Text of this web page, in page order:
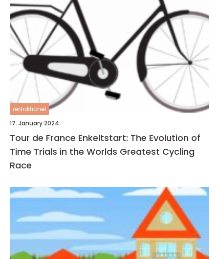
redaktionel
17. January 2024
Tour de France Enkeltstart: The Evolution of
Time Trials in the Worlds Greatest Cycling
Race